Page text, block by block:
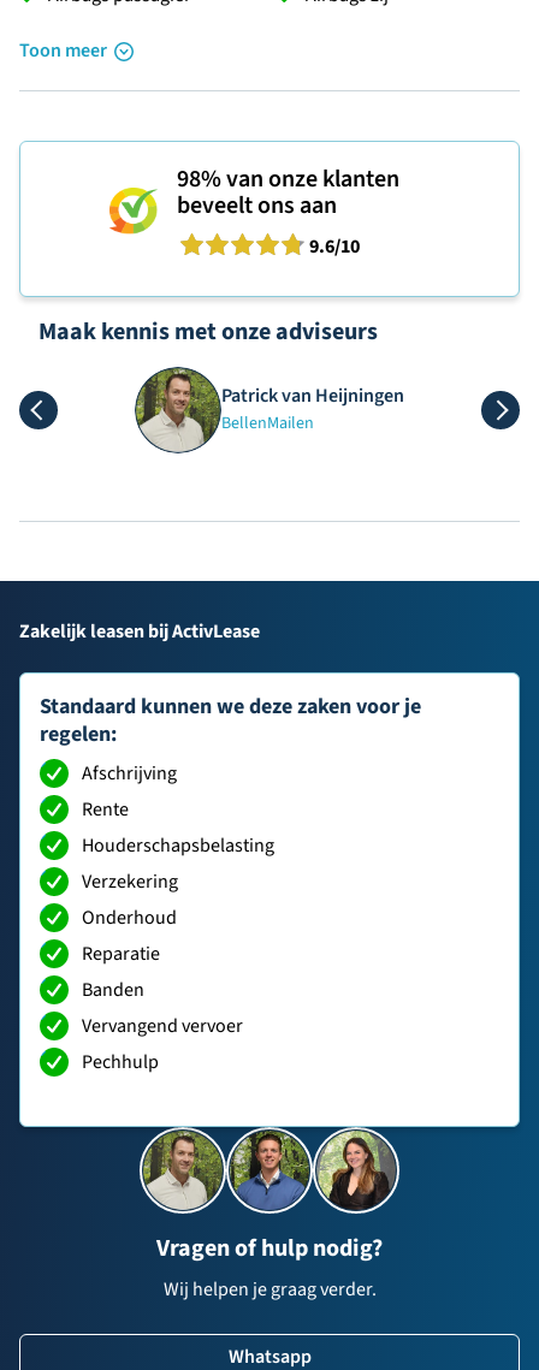
Toon meer
98%van onze klanten
beveelt ons aan
9.6/10
Maak kennis met onze adviseurs
Patrick van Heijningen
BellenMailen
Zakelijk leasen bij ActivLease
Standaard kunnen we deze zaken voor je
regelen:
Afschrijving
Rente
Houderschapsbelasting
Verzekering
Onderhoud
Reparatie
Banden
Vervangend vervoer
Pechhulp
Vragen of hulp nodig?
Wij helpen je graag verder.
Whatsapp